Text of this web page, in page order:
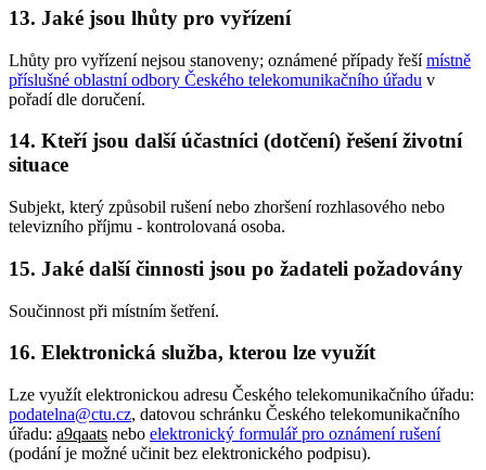
13. Jaké jsou lhůty pro vyřízení
Lhůty pro vyřízení nejsou stanoveny; oznámené případy řešímístně
příslušné oblastní odbory Českého telekomunikačního úřadu v
pořadí dle doručení.
14. Kteří jsou další účastníci (dotčení) řešení životní
situace
Subjekt, který způsobil rušení nebo zhoršení rozhlasového nebo
televizního příjmu - kontrolovaná osoba.
15. Jaké další činnosti jsou po žadateli požadovány
Součinnost při místním šetření.
16. Elektronická služba, kterou lze využít
Lze využít elektronickou adresu Českého telekomunikačního úřadu:
podatelna@ctu.cz, datovou schránku Českého telekomunikačního
úřadu: a9qaats nebo elektronický formulář pro oznámení rušení
(podání je možné učinit bez elektronického podpisu).